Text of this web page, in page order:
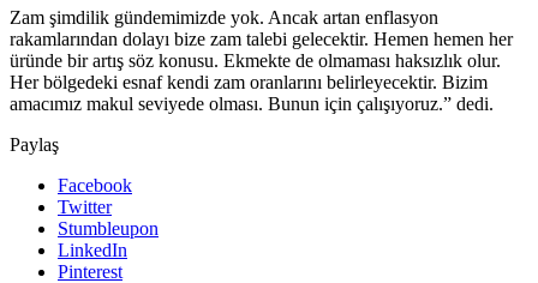
Zam şimdilik gündemimizde yok. Ancak artan enflasyon
rakamlarından dolayı bize zam talebi gelecektir. Hemen hemen her
üründe bir artış söz konusu. Ekmekte de olmaması haksızlık olur.
Her bölgedeki esnaf kendi zam oranlarını belirleyecektir. Bizim
amacımız makul seviyede olması. Bunun için çalışıyoruz.” dedi.
Paylaş
Facebook
Twitter
Stumbleupon
LinkedIn
Pinterest